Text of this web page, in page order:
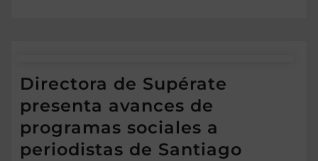
Directora de Supérate
presenta avances de
programas sociales a
periodistas de Santiago